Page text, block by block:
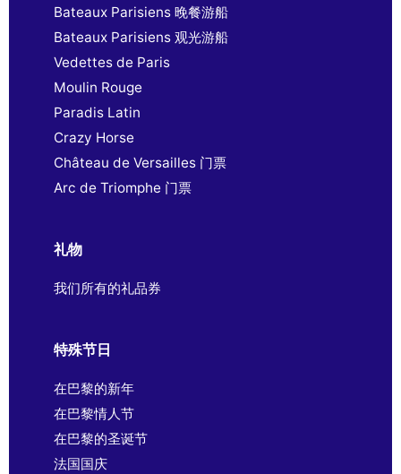
Bateaux Parisiens 晚餐游船
Bateaux Parisiens 观光游船
Vedettes de Paris
Moulin Rouge
Paradis Latin
Crazy Horse
Château de Versailles 门票
Arc de Triomphe 门票
礼物
我们所有的礼品券
特殊节日
在巴黎的新年
在巴黎情人节
在巴黎的圣诞节
法国国庆